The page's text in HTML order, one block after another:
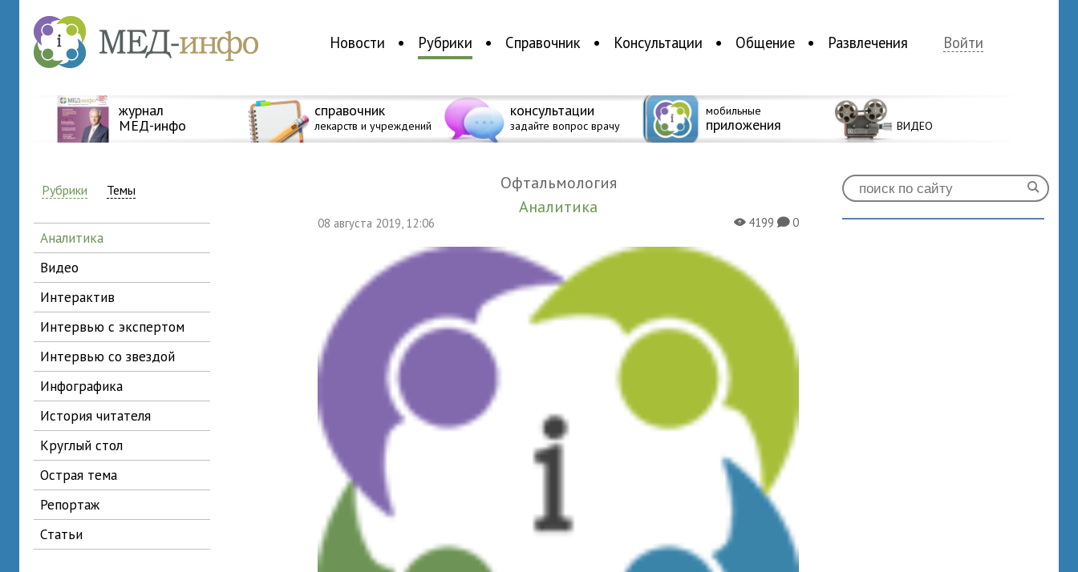
Новости Рубрики Справочник Консультации Общение Развлечения Войти
журнал
МЕД-инфо
справочник
лекарств и учреждений
консультации
задайте вопрос врачу
мобильные
приложения ВИДЕО
Рубрики Темы
аналитика
видео
интерактив
интервью с экспертом
интервью со звездой
инфографика
история читателя
круглый стол
острая тема
репортаж
статьи
Офтальмология
Аналитика
08 августа 2019, 12:06 X4199K0